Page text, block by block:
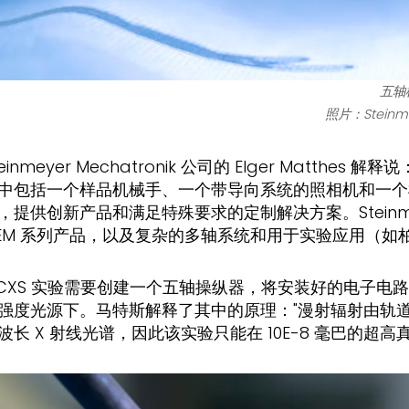
五
照片：
Mechatronik 公司的 Elger Matthes 解释说
包括一个样品机械手、一个带导向系统的照相机和一
提供创新产品和满足特殊要求的定制解决方案。
系列产品，以及复杂的多轴系统和用于实验应用（
实验需要创建一个五轴操纵器，将安装好的电子电
度光源下。马特斯解释了其中的原理："漫射辐射由
长 X 射线光谱，因此该实验只能在 10E-8 毫巴的超高